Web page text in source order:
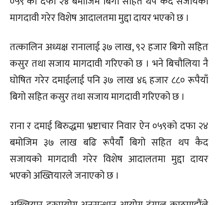
मागदावी गरेर विशेष आदालतमा मुद्दा दायर भएको छ ।
तत्कालिन अध्यक्ष रानालाई ३७ लाख, ९२ हजार बिगो सहित
कसुर तथा सजाय मागदावी गरिएको छ । भने बिचौलिया नै
घोषित गरेर दमाईलाई पनि ३७ लाख ४६ हजार ८८० रूपैयाँ
बिगो सहित कसुर तथा सजाय मागदावी गरिएको छ ।
राना र दमाई बिरुद्धमा भ्रष्टाचार निवार ऐन ०५९को दफा २४
बमोजिम ३७ लाख बढि रूपैयाँँ बिगो सहित थप कैद
सजायको मागदावी गरेर विशेष आदालतमा मुद्दा दायर
भएको अख्तियारले जनाएको छ ।